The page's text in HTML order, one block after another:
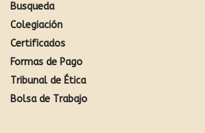
Busqueda
Colegiación
Certificados
Formas de Pago
Tribunal de Ética
Bolsa de Trabajo